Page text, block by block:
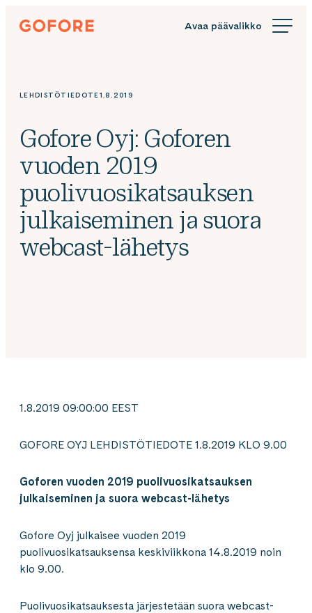
Siirry
suoraan
Gofore
knowledge
LEHDISTÖTIEDOTE1.8.2019
Gofore Oyj: Goforen
vuoden 2019
puolivuosikatsauksen
julkaiseminen ja suora
webcast-lähetys
1.8.2019 09:00:00 EEST
GOFORE OYJ LEHDISTÖTIEDOTE 1.8.2019 KLO 9.00
Goforen vuoden 2019 puolivuosikatsauksen
julkaiseminen ja suora webcast-lähetys
Gofore Oyj julkaisee vuoden 2019
puolivuosikatsauksensa keskiviikkona 14.8.2019 noin
klo 9.00.
Puolivuosikatsauksesta järjestetään suora webcast-